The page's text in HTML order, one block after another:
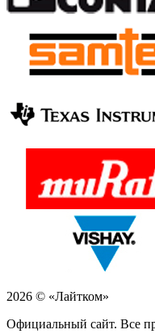
2026 © «Лайтком»
Официальный сайт. Все